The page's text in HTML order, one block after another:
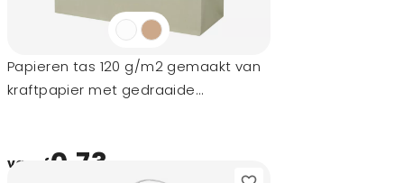
Papieren tas 120 g/m2 gemaakt van
kraftpapier met gedraaide
vanaf0,73